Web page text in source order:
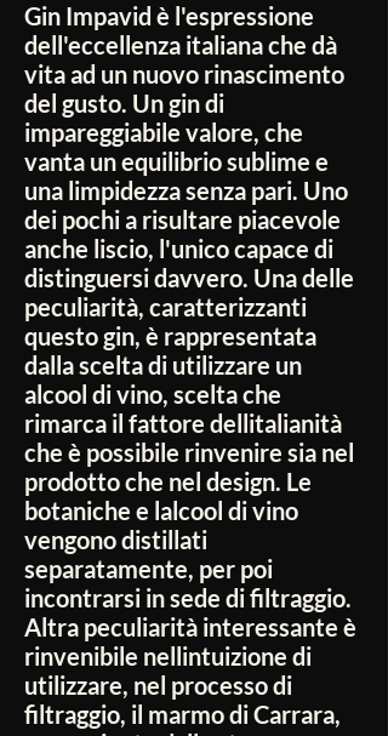
Gin Impavid è l'espressione
dell'eccellenza italiana che dà
vita ad un nuovo rinascimento
del gusto. Un gin di
impareggiabile valore, che
vanta un equilibrio sublime e
una limpidezza senza pari. Uno
dei pochi a risultare piacevole
anche liscio, l'unico capace di
distinguersi davvero. Una delle
peculiarità, caratterizzanti
questo gin, è rappresentata
dalla scelta di utilizzare un
alcool di vino, scelta che
rimarca il fattore dellitalianità
che è possibile rinvenire sia nel
prodotto che nel design. Le
botaniche e lalcool di vino
vengono distillati
separatamente, per poi
incontrarsi in sede di filtraggio.
Altra peculiarità interessante è
rinvenibile nellintuizione di
utilizzare, nel processo di
filtraggio, il marmo di Carrara,